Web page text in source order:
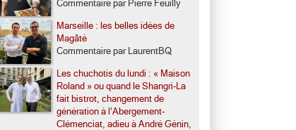
Commentaire par Pierre Feuilly
Marseille : les belles idées de
Magâté
Commentaire par LaurentBQ
Les chuchotis du lundi : « Maison
Roland » ou quand le Shangri-La
fait bistrot, changement de
génération à l’Abergement-
Clémenciat, adieu à André Génin,